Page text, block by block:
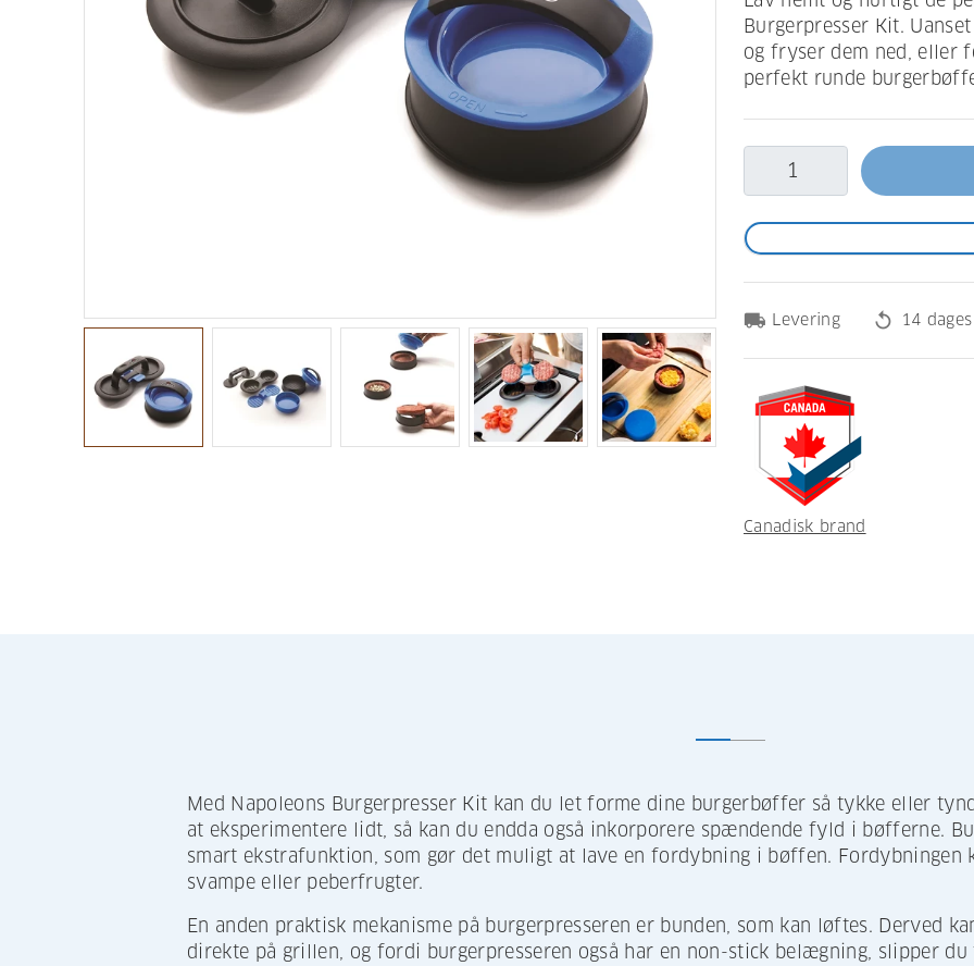
Burgerpresser Kit.
og fryser dem ned, eller
perfekt runde
local_shipping Levering replay 14
Canadisk brand
Med Napoleons Burgerpresser Kit kan du let forme dine burgerbøffer så tykke eller
at eksperimentere lidt, så kan du endda også inkorporere spændende fyld i bøfferne.
smart ekstrafunktion, som gør det muligt at lave en fordybning i bøffen. Fordybningen
svampe eller peberfrugter.
En anden praktisk mekanisme på burgerpresseren er bunden, som kan løftes. Derved
direkte på grillen, og fordi burgerpresseren også har en non-stick belægning, slipper